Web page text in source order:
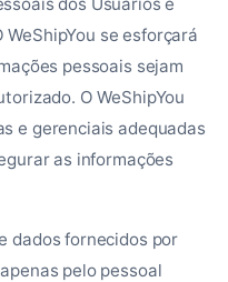
se esforçará
pessoais sejam
O WeShipYou
e gerenciais adequadas
as informações
dados fornecidos por
pelo pessoal